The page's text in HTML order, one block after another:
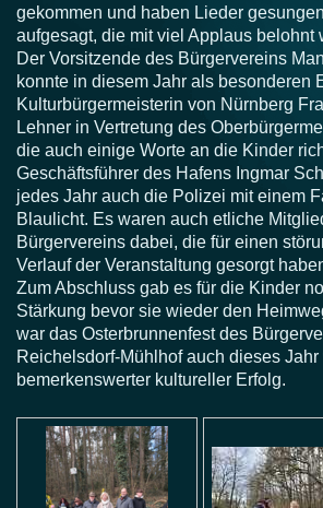
gekommen und haben Lieder
aufgesagt, die mit viel Applaus belohnt
Der Vorsitzende des Bürgervereins
konnte in diesem Jahr als besonderen
Kulturbürgermeisterin von Nürnberg
Lehner in Vertretung des
die auch einige Worte an die Kinder
Geschäftsführer des Hafens Ingmar
jedes Jahr auch die Polizei mit einem
Blaulicht. Es waren auch etliche
Bürgervereins dabei, die für einen
Verlauf der Veranstaltung gesorgt
Zum Abschluss gab es für die Kinder
Stärkung bevor sie wieder den
war das Osterbrunnenfest des
Reichelsdorf-Mühlhof auch dieses
bemerkenswerter kultureller Erfolg.